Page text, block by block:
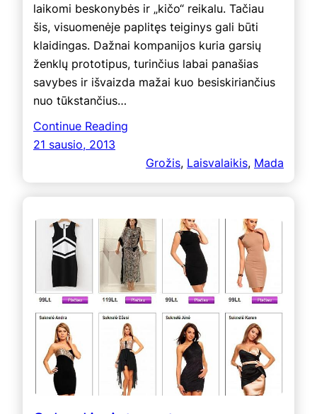
laikomi beskonybės ir „kičo“ reikalu. Tačiau
šis, visuomenėje paplitęs teiginys gali būti
klaidingas. Dažnai kompanijos kuria garsių
ženklų prototipus, turinčius labai panašias
savybes ir išvaizda mažai kuo besiskiriančius
nuo tūkstančius…
Continue Reading
21 sausio, 2013
Grožis, Laisvalaikis, Mada